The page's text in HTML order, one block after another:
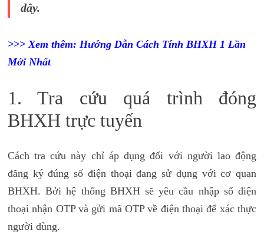
đây.
>>> Xem thêm: Hướng Dẫn Cách Tính BHXH 1 Lần
Mới Nhất
1. Tra cứu quá trình đóng
BHXH trực tuyến
Cách tra cứu này chỉ áp dụng đối với người lao động
đăng ký đúng số điện thoại đang sử dụng với cơ quan
BHXH. Bởi hệ thống BHXH sẽ yêu cầu nhập số điện
thoại nhận OTP và gửi mã OTP về điện thoại để xác thực
người dùng.